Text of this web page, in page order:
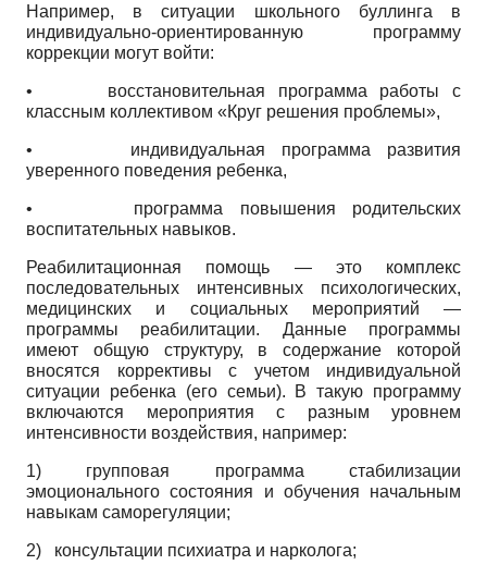
Например, в ситуации школьного буллинга в
индивидуально-ориентированную программу
коррекции могут войти:
• восстановительная программа работы с
классным коллективом «Круг решения проблемы»,
• индивидуальная программа развития
уверенного поведения ребенка,
• программа повышения родительских
воспитательных навыков.
Реабилитационная помощь — это комплекс
последовательных интенсивных психологических,
медицинских и социальных мероприятий —
программы реабилитации. Данные программы
имеют общую структуру, в содержание которой
вносятся коррективы с учетом индивидуальной
ситуации ребенка (его семьи). В такую программу
включаются мероприятия с разным уровнем
интенсивности воздействия, например:
1) групповая программа стабилизации
эмоционального состояния и обучения начальным
навыкам саморегуляции;
2) консультации психиатра и нарколога;